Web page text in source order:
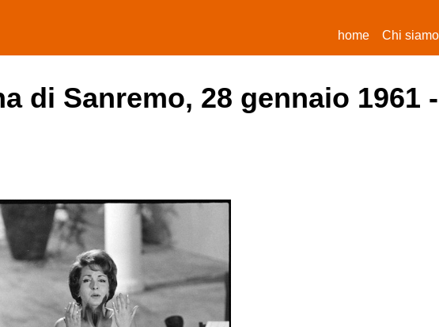
home(current)
Chi siamo
di Sanremo, 28 gennaio 1961 -